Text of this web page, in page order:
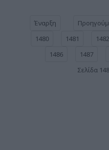
Έναρξη
1480
1481 1482
1486
1487
Σελίδα